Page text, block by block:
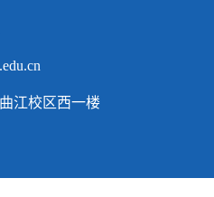
江校区西一楼